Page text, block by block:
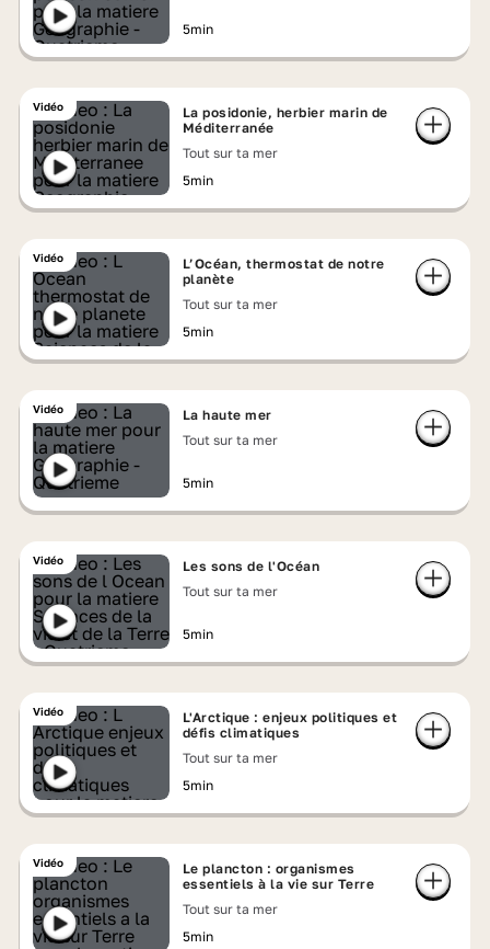
5min
Vidéo
La posidonie, herbier marin de
Méditerranée
Tout sur ta mer
5min
Vidéo
L’Océan, thermostat de notre
planète
Tout sur ta mer
5min
Vidéo
La haute mer
Tout sur ta mer
5min
Vidéo
Les sons de l'Océan
Tout sur ta mer
5min
Vidéo
L'Arctique : enjeux politiques et
défis climatiques
Tout sur ta mer
5min
Vidéo
Le plancton : organismes
essentiels à la vie sur Terre
Tout sur ta mer
5min